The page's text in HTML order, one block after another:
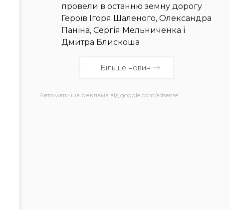
провели в останню земну дорогу
Героїв Ігоря Шаленого, Олександра
Паніна, Сергія Мельниченка і
Дмитра Блискоша
Більше новин
Автоматична реклама від goggle.com/adsense: